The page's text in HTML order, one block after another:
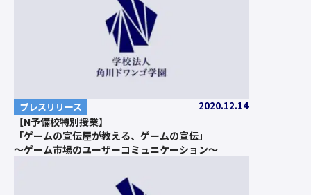
プレスリリース 2020.12.14
【N予備校特別授業】
「ゲームの宣伝屋が教える、ゲームの宣伝」
～ゲーム市場のユーザーコミュニケーション～